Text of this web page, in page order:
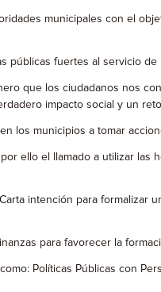
municipales con el
públicas fuertes al servicio de
que los ciudadanos nos
impacto social y un
los municipios a tomar
ello el llamado a utilizar
intención para
para favorecer la
Políticas Públicas con